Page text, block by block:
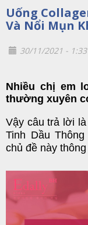
Uống
Và Nổi Mụn
30/11/2021 -
Nhiều chị em
thường xuyên
Vậy câu trả lời
Tinh Dầu
chủ đề này